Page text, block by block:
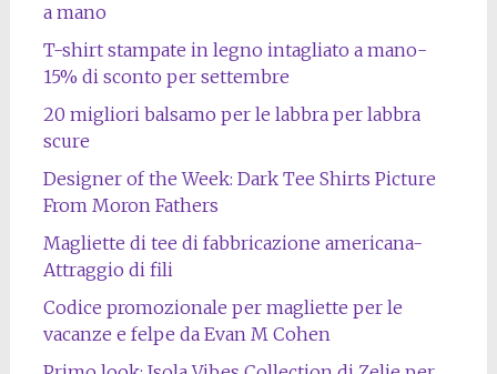
a mano
T-shirt stampate in legno intagliato a mano-
15% di sconto per settembre
20 migliori balsamo per le labbra per labbra
scure
Designer of the Week: Dark Tee Shirts Picture
From Moron Fathers
Magliette di tee di fabbricazione americana-
Attraggio di fili
Codice promozionale per magliette per le
vacanze e felpe da Evan M Cohen